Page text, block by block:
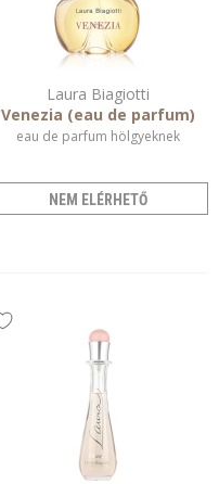
Laura Biagiotti
Venezia (eau de parfum)
eau de parfum hölgyeknek
NEM ELÉRHETŐ